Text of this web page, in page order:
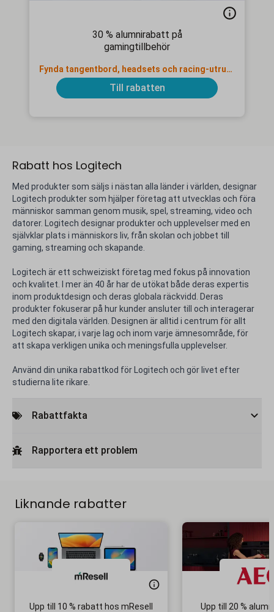
30 % alumnirabatt på
gamingtillbehör
Fynda tangentbord, headsets och racing-utrustning
Till rabatten
Rabatt hos Logitech
Med produkter som säljs i nästan alla länder i världen, designar
Logitech produkter som hjälper företag att utvecklas och föra
människor samman genom musik, spel, streaming, video och
datorer. Logitech designar produkter och upplevelser med en
självklar plats i människors liv, från skolan och jobbet till
gaming, streaming och skapande.
Logitech är ett schweiziskt företag med fokus på innovation
och kvalitet. I mer än 40 år har de utökat både deras expertis
inom produktdesign och deras globala räckvidd. Deras
produkter fokuserar på hur kunder ansluter till och interagerar
med den digitala världen. Designen är alltid i centrum för allt
Logitech skapar, i varje lag och inom varje ämnesområde, för
att skapa verkligen unika och meningsfulla upplevelser.
Använd din unika rabattkod för Logitech och gör livet efter
studierna lite rikare.
Rabattfakta
Rapportera ett problem
Liknande rabatter
Upp till 10 % rabatt hos mResell
Upp till 20 %